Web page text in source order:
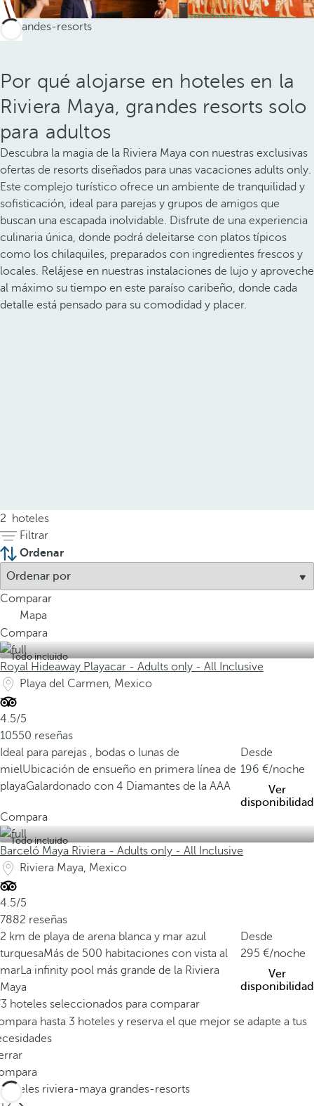
Por qué alojarse en hoteles en la
Riviera Maya, grandes resorts solo
para adultos
Descubra la magia de la Riviera Maya con nuestras exclusivas
ofertas de resorts diseñados para unas vacaciones adults only.
Este complejo turístico ofrece un ambiente de tranquilidad y
sofisticación, ideal para parejas y grupos de amigos que
buscan una escapada inolvidable. Disfrute de una experiencia
culinaria única, donde podrá deleitarse con platos típicos
como los chilaquiles, preparados con ingredientes frescos y
locales. Relájese en nuestras instalaciones de lujo y aproveche
al máximo su tiempo en este paraíso caribeño, donde cada
detalle está pensado para su comodidad y placer.
2
hoteles
Filtrar
Ordenar
Comparar
Mapa
Compara
Todo incluido
Royal Hideaway Playacar - Adults only - All Inclusive
Playa del Carmen, Mexico
4.5/5
10550 reseñas
Ideal para parejas , bodas o lunas de
mielUbicación de ensueño en primera línea de
playaGalardonado con 4 Diamantes de la AAA
Desde
196
/noche
Ver
disponibilidad
Compara
Todo incluido
Barceló Maya Riviera - Adults only - All Inclusive
Riviera Maya, Mexico
4.5/5
7882 reseñas
2 km de playa de arena blanca y mar azul
turquesaMás de 500 habitaciones con vista al
marLa infinity pool más grande de la Riviera
Maya
Desde
295
/noche
Ver
disponibilidad
hoteles seleccionados para comparar
hasta 3 hoteles y reserva el que mejor se adapte a tus
Hoteles riviera-maya grandes-resorts